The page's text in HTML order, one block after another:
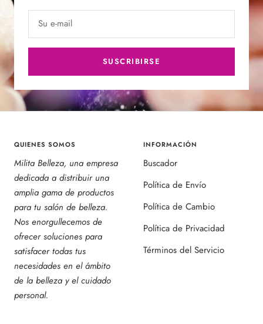
Su e-mail
SUSCRIBIRSE
QUIENES SOMOS
Milita Belleza, una empresa
dedicada a distribuir una
amplia gama de productos
para tu salón de belleza.
Nos enorgullecemos de
ofrecer soluciones para
satisfacer todas tus
necesidades en el ámbito
de la belleza y el cuidado
personal.
INFORMACIÓN
Buscador
Política de Envío
Política de Cambio
Política de Privacidad
Términos del Servicio